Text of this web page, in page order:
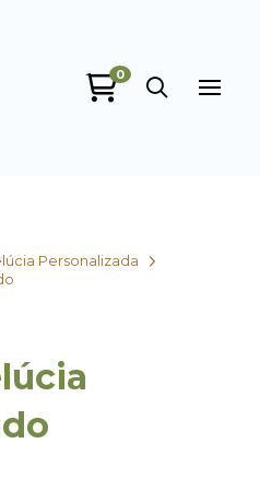
0
Personalizada
Gift